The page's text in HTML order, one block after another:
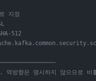
지정
512
방향은 명시하지 않으므로 비